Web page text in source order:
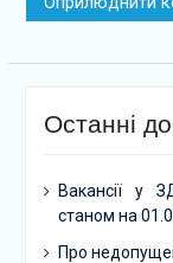
Останні
Вакансії у
станом на
Про